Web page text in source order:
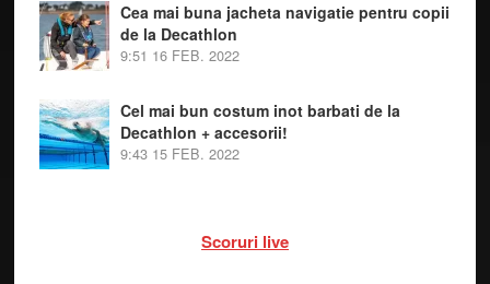
Cea mai buna jacheta navigatie pentru copii
de la Decathlon
9:51 16 FEB. 2022
Cel mai bun costum inot barbati de la
Decathlon + accesorii!
9:43 15 FEB. 2022
Scoruri live